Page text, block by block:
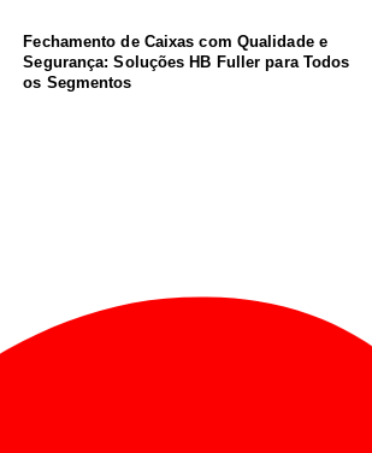
Fechamento de Caixas com Qualidade e
Segurança: Soluções HB Fuller para Todos
os Segmentos